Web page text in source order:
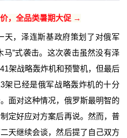
，全品类暑期大促 →
天，泽连斯基政府策划了对俄军
马”式袭击。这次袭击虽然没有泽
架战略轰炸机和预警机，但最后
架已经是俄军战略轰炸机的十分
面对这种情况，俄罗斯最明智的
定好应对方案后再说。然而，普
天继续会谈，然后提了自己双方